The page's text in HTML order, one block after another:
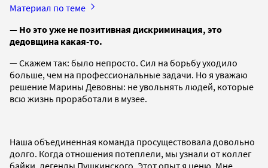
Материал по теме
— Но это уже не позитивная дискриминация, это
дедовщина какая-то.
— Скажем так: было непросто. Сил на борьбу уходило
больше, чем на профессиональные задачи. Но я уважаю
решение Марины Девовны: не увольнять людей, которые
всю жизнь проработали в музее.
Наша объединенная команда просуществовала довольно
долго. Когда отношения потеплели, мы узнали от коллег
байки, легенды Пушкинского. Этот опыт я ценю. Мне